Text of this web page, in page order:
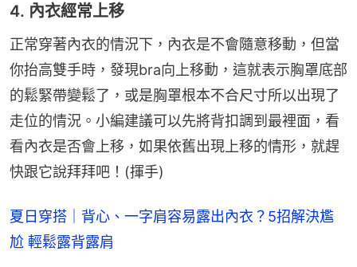
4. 內衣經常上移
正常穿著內衣的情況下，內衣是不會隨意移動，但當
你抬高雙手時，發現bra向上移動，這就表示胸罩底部
的鬆緊帶變鬆了，或是胸罩根本不合尺寸所以出現了
走位的情況。小編建議可以先將背扣調到最裡面，看
看內衣是否會上移，如果依舊出現上移的情形，就趕
快跟它說拜拜吧！(揮手)
夏日穿搭｜背心、一字肩容易露出內衣？5招解決尷
尬 輕鬆露背露肩